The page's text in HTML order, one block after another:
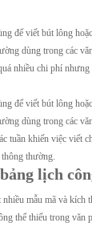
để viết bút lông
dùng trong các
nhiều chi phí
để viết bút lông
dùng trong các
tuần khiến việc viết
thường.
lịch
mẫu mã và
thể thiếu trong văn